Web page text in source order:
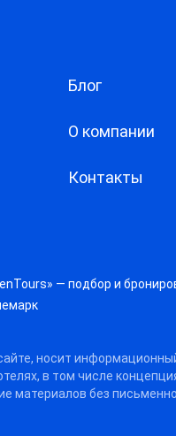
Блог
О компании
Контакты
— подбор и
носит
в том числе
материалов без